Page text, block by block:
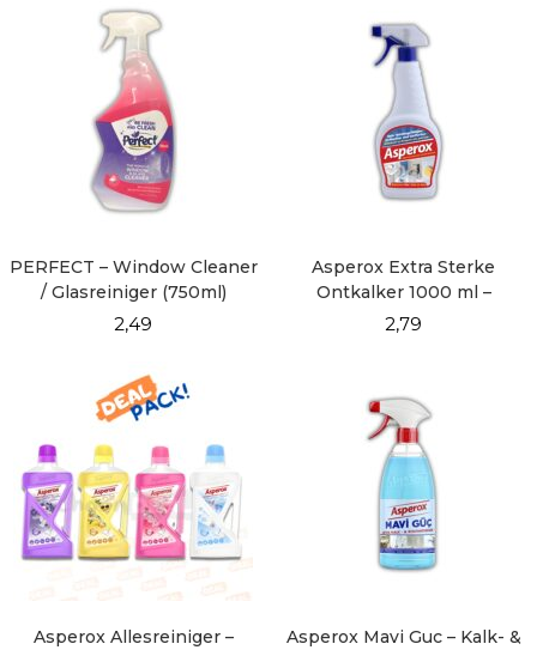
PERFECT – Window Cleaner
/ Glasreiniger (750ml)
2,49
Asperox Extra Sterke
Ontkalker 1000 ml –
Krachtige Kalk- &
2,79
Asperox Allesreiniger –
Asperox Mavi Guc – Kalk- &